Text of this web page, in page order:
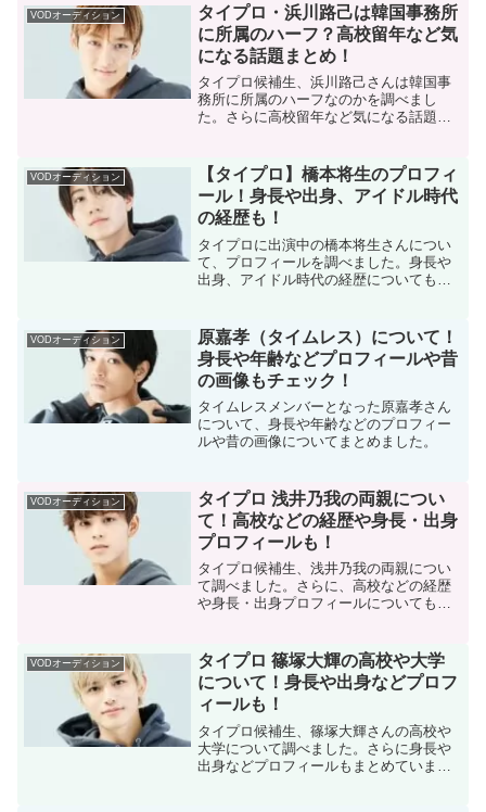
VODオーディション
タイプロ・浜川路己は韓国事務所
に所属のハーフ？高校留年など気
になる話題まとめ！
タイプロ候補生、浜川路己さんは韓国事
務所に所属のハーフなのかを調べまし
た。さらに高校留年など気になる話題に
VODオーディション
【タイプロ】橋本将生のプロフィ
ール！身長や出身、アイドル時代
の経歴も！
タイプロに出演中の橋本将生さんについ
て、プロフィールを調べました。身長や
出身、アイドル時代の経歴についてもま
VODオーディション
原嘉孝（タイムレス）について！
身長や年齢などプロフィールや昔
の画像もチェック！
タイムレスメンバーとなった原嘉孝さん
について、身長や年齢などのプロフィー
ルや昔の画像についてまとめました。
VODオーディション
タイプロ 浅井乃我の両親につい
て！高校などの経歴や身長・出身
プロフィールも！
タイプロ候補生、浅井乃我の両親につい
て調べました。さらに、高校などの経歴
や身長・出身プロフィールについてもま
VODオーディション
タイプロ 篠塚大輝の高校や大学
について！身長や出身などプロフ
ィールも！
タイプロ候補生、篠塚大輝さんの高校や
大学について調べました。さらに身長や
出身などプロフィールもまとめていま